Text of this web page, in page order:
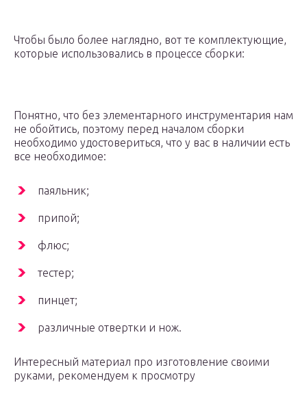
Чтобы было более наглядно, вот те комплектующие,
которые использовались в процессе сборки:
Понятно, что без элементарного инструментария нам
не обойтись, поэтому перед началом сборки
необходимо удостовериться, что у вас в наличии есть
все необходимое:
паяльник;
припой;
флюс;
тестер;
пинцет;
различные отвертки и нож.
Интересный материал про изготовление своими
руками, рекомендуем к просмотру